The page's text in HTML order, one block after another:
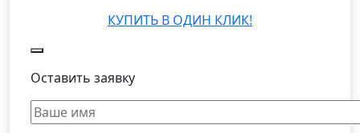
КУПИТЬ В ОДИН КЛИК!
Оставить заявку